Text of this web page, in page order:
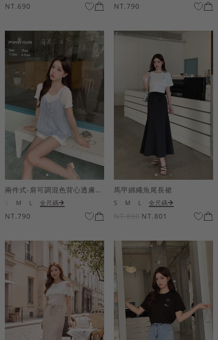
NT.690 NT.790
兩件式-肩可調混色背心透膚上衣套組
M L 全尺碼
NT.790
馬甲綁繩魚尾長裙
S M L 全尺碼
NT.890 NT.801